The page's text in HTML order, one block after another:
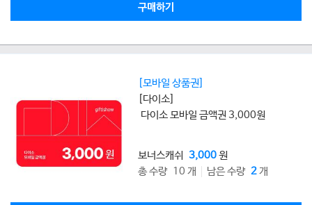
구매하기
[모바일 상품권]
[다이소]
다이소 모바일 금액권 3,000원
보너스캐쉬 3,000원
총 수량 10 개
남은 수량 2개